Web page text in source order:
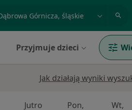
lub dzielnica
Przyjmuje dzieci
Jak działają wyniki
Jutro Pon, Wt,